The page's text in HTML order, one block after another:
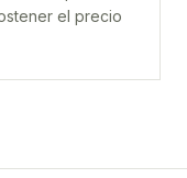
el precio